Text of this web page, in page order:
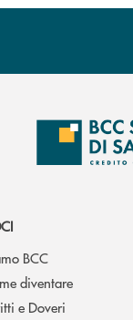
BCC
diventare
e Doveri